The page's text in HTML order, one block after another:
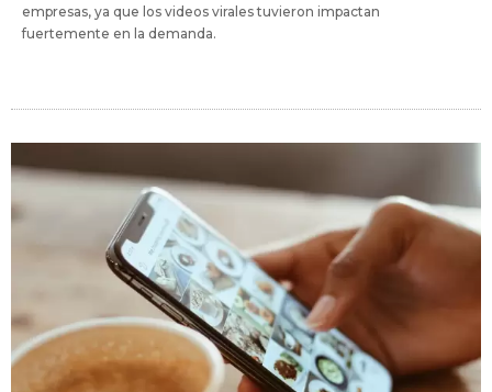
empresas, ya que los videos virales tuvieron impactan
fuertemente en la demanda.